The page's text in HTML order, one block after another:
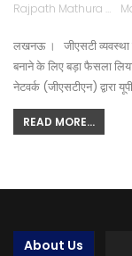
Rajpath Mathura
लखनऊ । जीएसटी व्यवस्था
बनाने के लिए बड़ा फैसला
नेटवर्क (जीएसटीएन) द्वारा
READ MORE...
About Us